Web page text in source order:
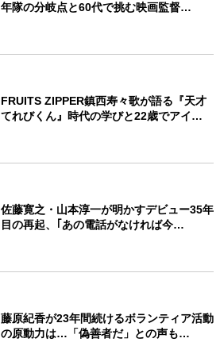
年隊の分岐点と60代で挑む映画監督…
FRUITS ZIPPER鎮西寿々歌が語る『天才
てれびくん』時代の学びと22歳でアイ…
佐藤寛之・山本淳一が明かすデビュー35年
目の再起、｢あの電話がなければ今…
藤原紀香が23年間続けるボランティア活動
の原動力は…「偽善者だ」との声も…